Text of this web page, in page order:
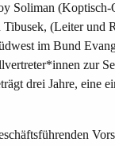
Soliman
Tibusek, (Leiter und
im Bund
zur
drei Jahre, eine